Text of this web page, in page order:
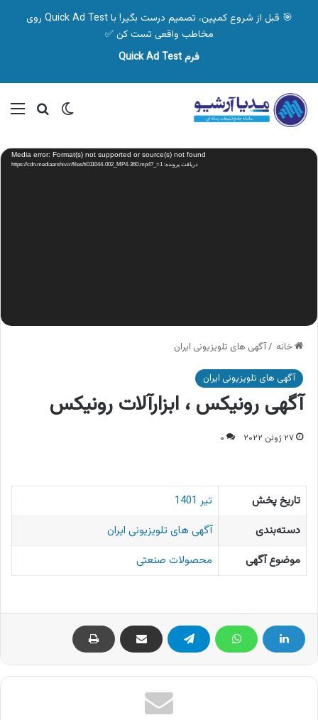
🎯 قبل از شروع کمپین، تصمیم درست بگیر! با Quick Ad Test روی
مخاطب واقعی تست کن ✅
فرم Quick Ad Test
تغییر پوسته
نمایشگر
ویدیو Media error: Format(s) not supported or source(s) not found
دریافت پرونده: https://cdn.mediaarshiv.ir/files/ti011044-002_MP4-360.mp4?_=1
خانه /آگهی های تلویزیونی ایران
آگهی های تلویزیونی ایران
آگهی رونیکس ، ابزارآلات رونیکس
۲۷ ژوئن ۲۰۲۲ ۰
تاریخ پخش
تیر 1401
دسته‌بندی
آگهی های تلویزیونی ایران
موضوع آگهی
محصولات صنعتی